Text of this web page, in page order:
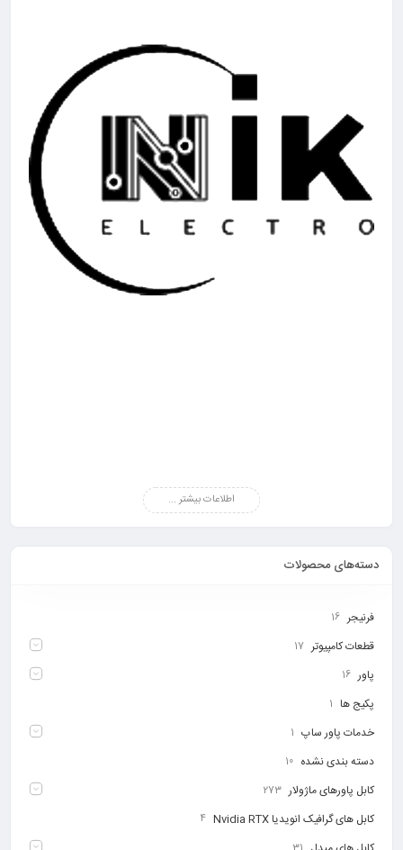
اطلاعات بیشتر ...
دسته‌های محصولات
فرنیجر 16
قطعات کامپیوتر 17
پاور 16
پکیج ها 1
خدمات پاور ساپ 1
دسته بندی نشده 10
کابل پاورهای ماژولار 273
کابل های گرافیک انویدیا Nvidia RTX 4